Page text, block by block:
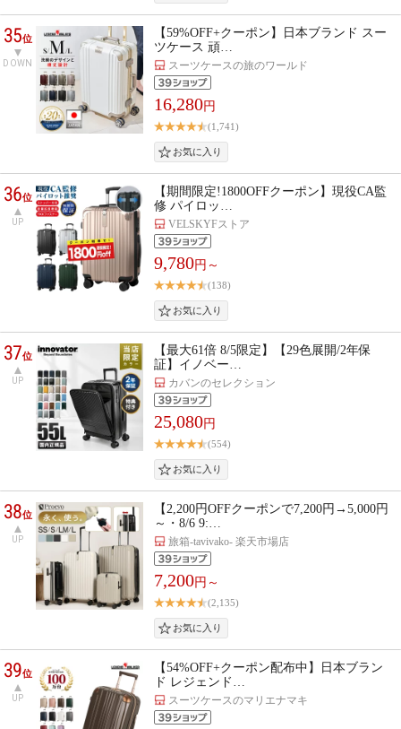
35位
DOWN
【59%OFF+クーポン】日本ブランド スー
ツケース 頑…
スーツケースの旅のワールド
16,280円
(1,741)
36位
UP
【期間限定!1800OFFクーポン】現役CA監
修 パイロッ…
VELSKYFストア
9,780円～
(138)
37位
UP
【最大61倍 8/5限定】【29色展開/2年保
証】イノベー…
カバンのセレクション
25,080円
(554)
38位
UP
【2,200円OFFクーポンで7,200円→5,000円
～・8/6 9:…
旅箱-tavivako- 楽天市場店
7,200円～
(2,135)
39位
UP
【54%OFF+クーポン配布中】日本ブラン
ド レジェンド…
スーツケースのマリエナマキ